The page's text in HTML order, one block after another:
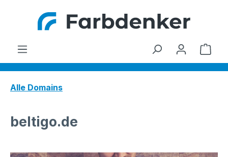
Zum Hauptinhalt springen
Alle Domains
beltigo.de